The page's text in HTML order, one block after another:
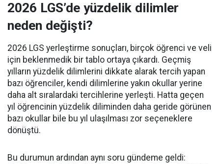
2026 LGS’de yüzdelik dilimler
neden değişti?
2026 LGS yerleştirme sonuçları, birçok öğrenci ve veli
için beklenmedik bir tablo ortaya çıkardı. Geçmiş
yılların yüzdelik dilimlerini dikkate alarak tercih yapan
bazı öğrenciler, kendi dilimlerine yakın okullar yerine
daha alt sıralardaki tercihlerine yerleşti. Hatta geçen
yıl öğrencinin yüzdelik diliminden daha geride görünen
bazı okullar bile bu yıl ulaşılması zor seçeneklere
dönüştü.
Bu durumun ardından aynı soru gündeme geldi: